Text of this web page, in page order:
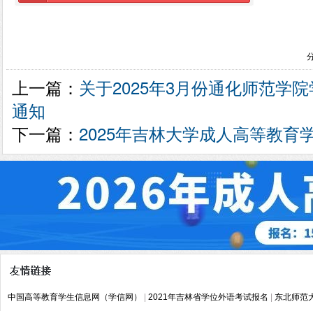
上一篇： 关于2025年3月份通化师范学
通知
下一篇： 2025年吉林大学成人高等教育
中国高等教育学生信息网（学信网） 2021年吉林省学位外语考试报名 东北师范